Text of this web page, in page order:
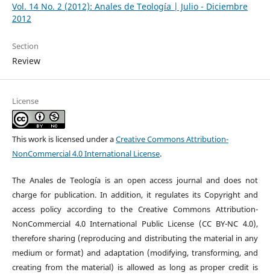
Vol. 14 No. 2 (2012): Anales de Teología | Julio - Diciembre
2012
Section
Review
License
This work is licensed under aCreative Commons Attribution-
NonCommercial 4.0 International License.
The Anales de Teología is an open access journal and does not
charge for publication. In addition, it regulates its Copyright and
access policy according to the Creative Commons Attribution-
NonCommercial 4.0 International Public License (CC BY-NC 4.0),
therefore sharing (reproducing and distributing the material in any
medium or format) and adaptation (modifying, transforming, and
creating from the material) is allowed as long as proper credit is